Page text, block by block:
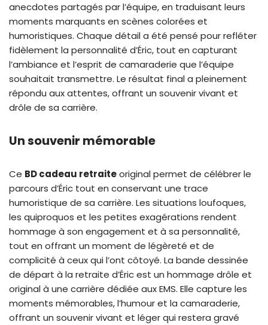
anecdotes partagés par l’équipe, en traduisant leurs
moments marquants en scènes colorées et
humoristiques. Chaque détail a été pensé pour refléter
fidèlement la personnalité d’Éric, tout en capturant
l’ambiance et l’esprit de camaraderie que l’équipe
souhaitait transmettre. Le résultat final a pleinement
répondu aux attentes, offrant un souvenir vivant et
drôle de sa carrière.
Un souvenir mémorable
Ce BD cadeau retraiteoriginal permet de célébrer le
parcours d’Éric tout en conservant une trace
humoristique de sa carrière. Les situations loufoques,
les quiproquos et les petites exagérations rendent
hommage à son engagement et à sa personnalité,
tout en offrant un moment de légèreté et de
complicité à ceux qui l’ont côtoyé. La bande dessinée
de départ à la retraite d’Éric est un hommage drôle et
original à une carrière dédiée aux EMS. Elle capture les
moments mémorables, l’humour et la camaraderie,
offrant un souvenir vivant et léger qui restera gravé